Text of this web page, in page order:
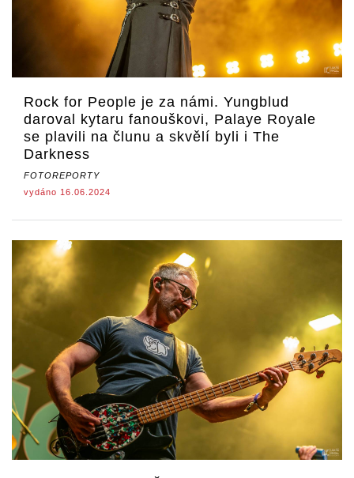
Rock for People je za námi. Yungblud
daroval kytaru fanouškovi, Palaye Royale
se plavili na člunu a skvělí byli i The
Darkness
FOTOREPORTY
vydáno 16.06.2024